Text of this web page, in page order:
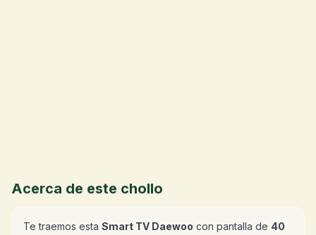
Acerca de este chollo
Te traemos esta Smart TV Daewoo con pantalla de 40